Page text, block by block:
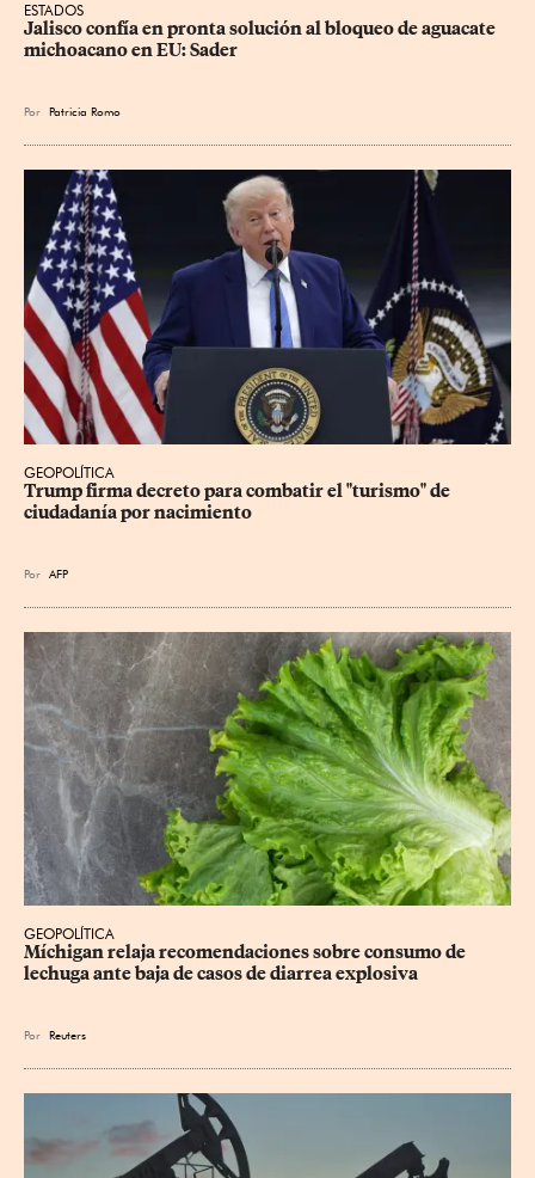
ESTADOS
Jalisco confía en pronta solución al bloqueo de aguacate
michoacano en EU: Sader
Por Patricia Romo
GEOPOLÍTICA
Trump firma decreto para combatir el "turismo" de
ciudadanía por nacimiento
Por AFP
GEOPOLÍTICA
Míchigan relaja recomendaciones sobre consumo de
lechuga ante baja de casos de diarrea explosiva
Por Reuters